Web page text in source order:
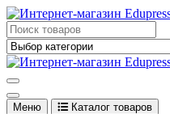
Перейти
к
содержимому
Edupress Uzbekistan,
английском языке
английском языке
Меню Каталог товаров